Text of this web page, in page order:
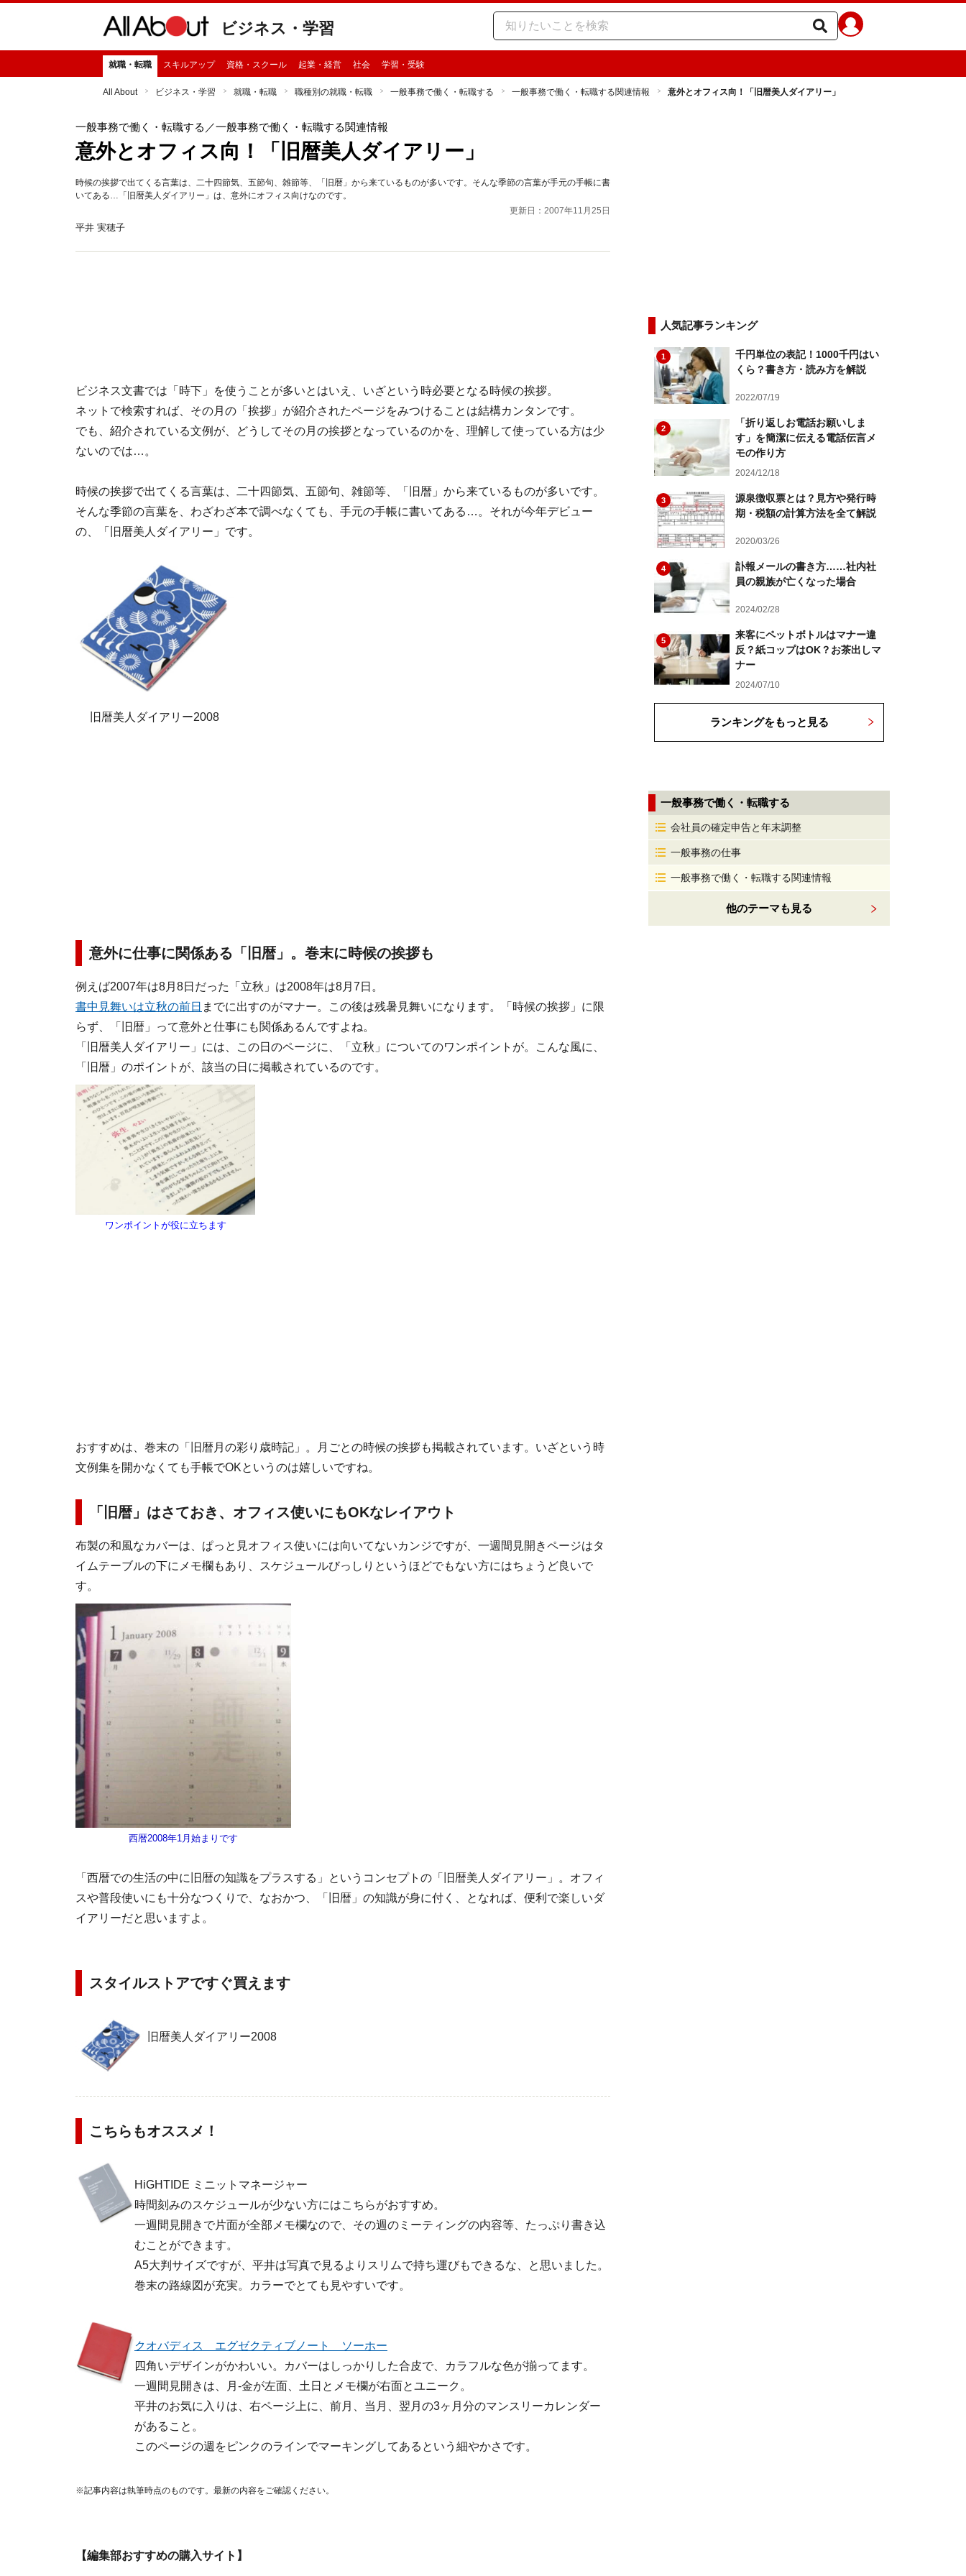
ビジネス・学習
就職・転職 スキルアップ 資格・スクール 起業・経営 社会 学習・受験
All About ビジネス・学習 就職・転職 職種別の就職・転職 一般事務で働く・転職する 一般事務で働く・転職する関連情報 意外とオフィス向！「旧暦美人ダイアリー」
一般事務で働く・転職する ／一般事務で働く・転職する関連情報
意外とオフィス向！「旧暦美人ダイアリー」
時候の挨拶で出てくる言葉は、二十四節気、五節句、雑節等、「旧暦」から来ているものが多いです。そんな季節の言葉が手元の手帳に書
いてある…「旧暦美人ダイアリー」は、意外にオフィス向けなのです。
更新日：2007年11月25日
平井 実穂子
ビジネス文書では「時下」を使うことが多いとはいえ、いざという時必要となる時候の挨拶。
ネットで検索すれば、その月の「挨拶」が紹介されたページをみつけることは結構カンタンです。
でも、紹介されている文例が、どうしてその月の挨拶となっているのかを、理解して使っている方は少
ないのでは…。
時候の挨拶で出てくる言葉は、二十四節気、五節句、雑節等、「旧暦」から来ているものが多いです。
そんな季節の言葉を、わざわざ本で調べなくても、手元の手帳に書いてある…。それが今年デビュー
の、「旧暦美人ダイアリー」です。
旧暦美人ダイアリー2008
意外に仕事に関係ある「旧暦」。巻末に時候の挨拶も
例えば2007年は8月8日だった「立秋」は2008年は8月7日。
書中見舞いは立秋の前日 までに出すのがマナー。この後は残暑見舞いになります。「時候の挨拶」に限
らず、「旧暦」って意外と仕事にも関係あるんですよね。
「旧暦美人ダイアリー」には、この日のページに、「立秋」についてのワンポイントが。こんな風に、
「旧暦」のポイントが、該当の日に掲載されているのです。
ワンポイントが役に立ちます
おすすめは、巻末の「旧暦月の彩り歳時記」。月ごとの時候の挨拶も掲載されています。いざという時
文例集を開かなくても手帳でOKというのは嬉しいですね。
「旧暦」はさておき、オフィス使いにもOKなレイアウト
布製の和風なカバーは、ぱっと見オフィス使いには向いてないカンジですが、一週間見開きページはタ
イムテーブルの下にメモ欄もあり、スケジュールびっしりというほどでもない方にはちょうど良いで
す。
西暦2008年1月始まりです
「西暦での生活の中に旧暦の知識をプラスする」というコンセプトの「旧暦美人ダイアリー」。オフィ
スや普段使いにも十分なつくりで、なおかつ、「旧暦」の知識が身に付く、となれば、便利で楽しいダ
イアリーだと思いますよ。
スタイルストアですぐ買えます
旧暦美人ダイアリー2008
こちらもオススメ！
HiGHTIDE ミニットマネージャー
時間刻みのスケジュールが少ない方にはこちらがおすすめ。
一週間見開きで片面が全部メモ欄なので、その週のミーティングの内容等、たっぷり書き込
むことができます。
A5大判サイズですが、平井は写真で見るよりスリムで持ち運びもできるな、と思いました。
巻末の路線図が充実。カラーでとても見やすいです。
クオバディス エグゼクティブノート ソーホー
四角いデザインがかわいい。カバーはしっかりした合皮で、カラフルな色が揃ってます。
一週間見開きは、月-金が左面、土日とメモ欄が右面とユニーク。
平井のお気に入りは、右ページ上に、前月、当月、翌月の3ヶ月分のマンスリーカレンダー
があること。
このページの週をピンクのラインでマーキングしてあるという細やかさです。
※記事内容は執筆時点のものです。最新の内容をご確認ください。
【編集部おすすめの購入サイト】
人気記事ランキング
1
千円単位の表記！1000千円はい
くら？書き方・読み方を解説
2022/07/19
2
「折り返しお電話お願いしま
す」を簡潔に伝える電話伝言メ
モの作り方
2024/12/18
3
源泉徴収票とは？見方や発行時
期・税額の計算方法を全て解説
2020/03/26
4
訃報メールの書き方……社内社
員の親族が亡くなった場合
2024/02/28
5
来客にペットボトルはマナー違
反？紙コップはOK？お茶出しマ
ナー
2024/07/10
ランキングをもっと見る
一般事務で働く・転職する
会社員の確定申告と年末調整
一般事務の仕事
一般事務で働く・転職する関連情報
他のテーマも見る